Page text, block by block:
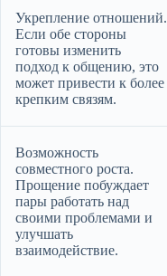
Укрепление отношений.
Если обе стороны
готовы изменить
подход к общению, это
может привести к более
крепким связям.
Возможность
совместного роста.
Прощение побуждает
пары работать над
своими проблемами и
улучшать
взаимодействие.